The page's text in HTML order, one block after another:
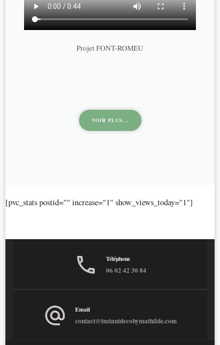
Projet FONT-ROMEU
VOIR PLUS...
[pvc_stats postid="" increase="1" show_views_today="1"]
Téléphone
06 02 42 30 84
Email
contact@instantdecobymathilde.com